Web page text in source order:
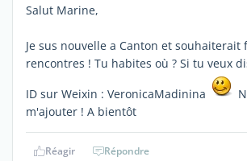
Salut Marine,
Je sus nouvelle a Canton et souhaiterait
rencontres ! Tu habites où ? Si tu veux
ID sur Weixin : VeronicaMadinina
m'ajouter ! A bientôt
Réagir Répondre